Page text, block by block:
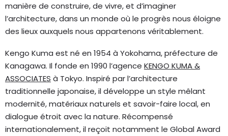
manière de construire, de vivre, et d’imaginer
l’architecture, dans un monde où le progrès nous éloigne
des lieux auxquels nous appartenons véritablement.
Kengo Kuma est né en 1954 à Yokohama, préfecture de
Kanagawa. Il fonde en 1990 l’agence KENGO KUMA &
ASSOCIATES à Tokyo. Inspiré par l’architecture
traditionnelle japonaise, il développe un style mêlant
modernité, matériaux naturels et savoir-faire local, en
dialogue étroit avec la nature. Récompensé
internationalement, il reçoit notamment le Global Award